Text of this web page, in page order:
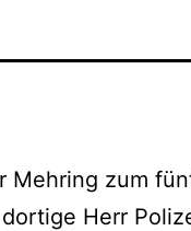
Mehring zum
Herr